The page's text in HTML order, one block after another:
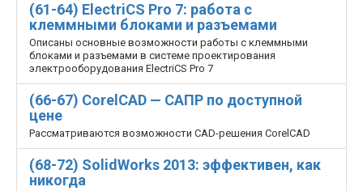
(61-64) ElectriCS Pro 7: работа с
клеммными блоками и разъемами
Описаны основные возможности работы с клеммными
блоками и разъемами в системе проектирования
электрооборудования ElectriCS Pro 7
(66-67) CorelCAD — САПР по доступной
цене
Рассматриваются возможности CAD-решения CorelCAD
(68-72) SolidWorks 2013: эффективен, как
никогда